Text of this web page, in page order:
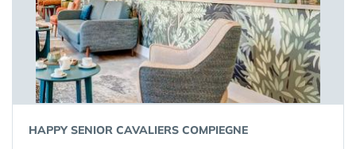
HAPPY SENIOR CAVALIERS COMPIEGNE